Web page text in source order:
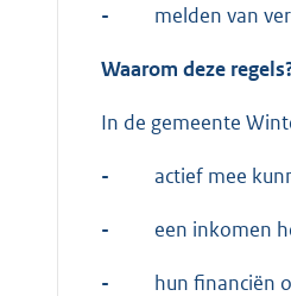
- melden van
Waarom deze
In de gemeente
- actief mee
- een inkomen
- hun financiën